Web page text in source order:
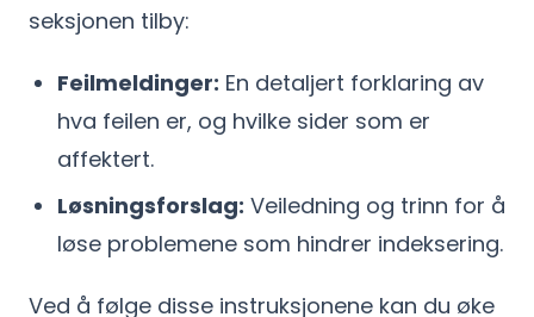
seksjonen tilby:
Feilmeldinger: En detaljert forklaring av
hva feilen er, og hvilke sider som er
affektert.
Løsningsforslag: Veiledning og trinn for å
løse problemene som hindrer indeksering.
Ved å følge disse instruksjonene kan du øke